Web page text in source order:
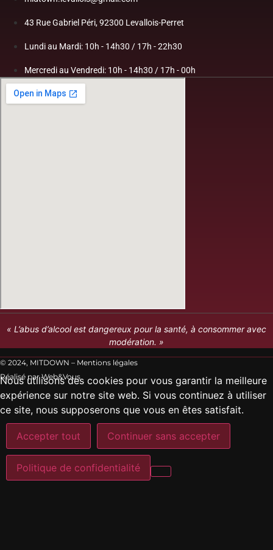
43 Rue Gabriel Péri, 92300 Levallois-Perret
Lundi au Mardi: 10h - 14h30 / 17h - 22h30
Mercredi au Vendredi: 10h - 14h30 / 17h - 00h
« L’abus d’alcool est dangereux pour la santé, à consommer avec
modération. »
© 2024, MITDOWN – Mentions légales
Réalisé parWeb&Vous
Nous utilisons des cookies pour vous garantir la meilleure
expérience sur notre site web. Si vous continuez à utiliser
ce site, nous supposerons que vous en êtes satisfait.
Accepter tout Continuer sans accepter
Politique de confidentialité